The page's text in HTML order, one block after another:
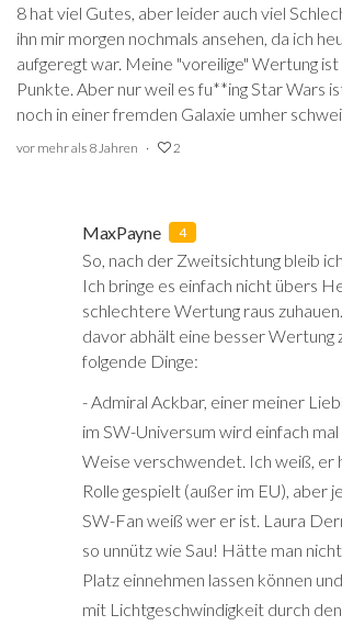
8 hat viel Gutes, aber leider auch viel
ihn mir morgen nochmals ansehen, da ich
aufgeregt war. Meine "voreilige" Wertung
Punkte. Aber nur weil es fu**ing Star Wars
noch in einer fremden Galaxie umher
vor mehr als 8 Jahren 2
MaxPayne 4
So, nach der Zweitsichtung bleib
Ich bringe es einfach nicht übers
schlechtere Wertung raus
davor abhält eine besser Wertung
folgende Dinge:
- Admiral Ackbar, einer meiner
im SW-Universum wird einfach
Weise verschwendet. Ich weiß, er
Rolle gespielt (außer im EU), aber
SW-Fan weiß wer er ist. Laura
so unnütz wie Sau! Hätte man
Platz einnehmen lassen können
mit Lichtgeschwindigkeit durch